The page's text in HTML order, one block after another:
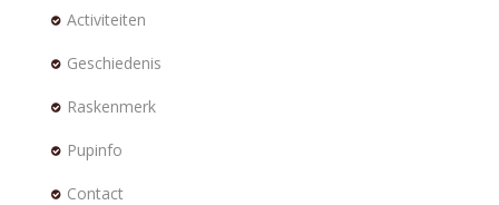
Activiteiten
Geschiedenis
Raskenmerk
Pupinfo
Contact